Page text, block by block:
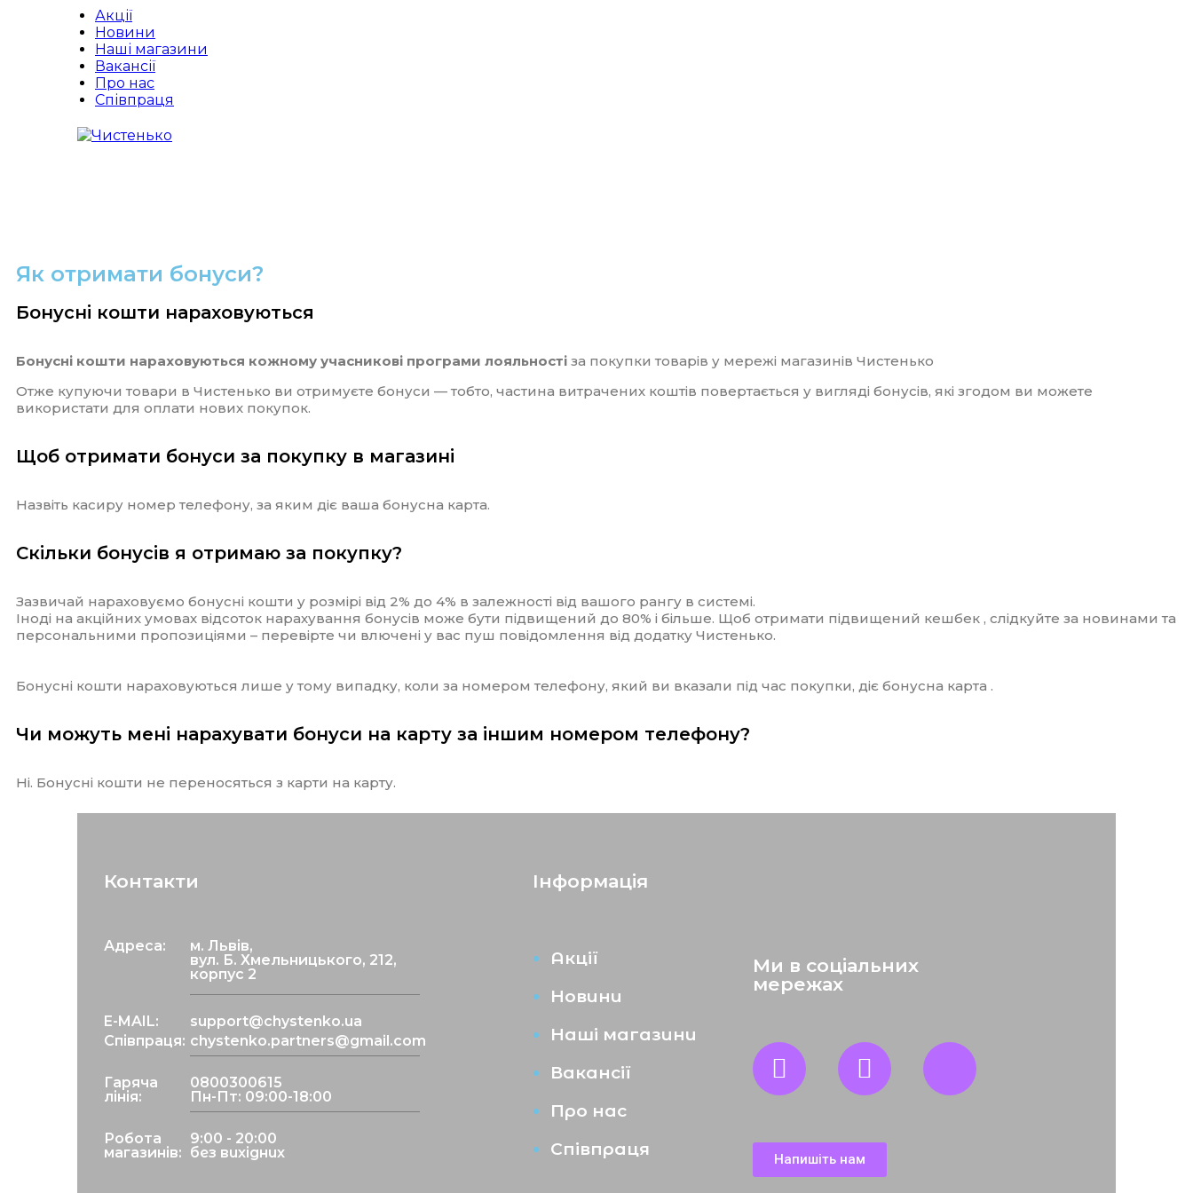
Акції
Новини
Наші магазини
Вакансії
Про нас
Співпраця
Як отримати бонуси?
Бонусні кошти нараховуються
Бонусні кошти нараховуються кожному учасникові програми лояльності за покупки товарів у мережі магазинів Чистенько
Отже купуючи товари в Чистенько ви отримуєте бонуси — тобто, частина витрачених коштів повертається у вигляді бонусів, які згодом ви можете
використати для оплати нових покупок.
Щоб отримати бонуси за покупку в магазині
Назвіть касиру номер телефону, за яким діє ваша бонусна карта.
Скільки бонусів я отримаю за покупку?
Зазвичай нараховуємо бонусні кошти у розмірі від 2% до 4% в залежності від вашого рангу в системі.
Іноді на акційних умовах відсоток нарахування бонусів може бути підвищений до 80% і більше. Щоб отримати підвищений кешбек , слідкуйте за новинами та
персональними пропозиціями – перевірте чи влючені у вас пуш повідомлення від додатку Чистенько.
Бонусні кошти нараховуються лише у тому випадку, коли за номером телефону, який ви вказали під час покупки, діє бонусна карта .
Чи можуть мені нарахувати бонуси на карту за іншим номером телефону?
Ні. Бонусні кошти не переносяться з карти на карту.
Контакти
Адреса:
м. Львів,
вул. Б. Хмельницького, 212,
корпус 2
E-MAIL:
support@chystenko.ua
Співпраця: chystenko.partners@gmail.com
Гаряча
лінія:
0800300615
Пн-Пт: 09:00-18:00
Робота
магазинів:
9:00 - 20:00
без вихідних
Інформація
Акції
Новини
Наші магазини
Вакансії
Про нас
Співпраця
Ми в соціальних
мережах
Напишіть нам